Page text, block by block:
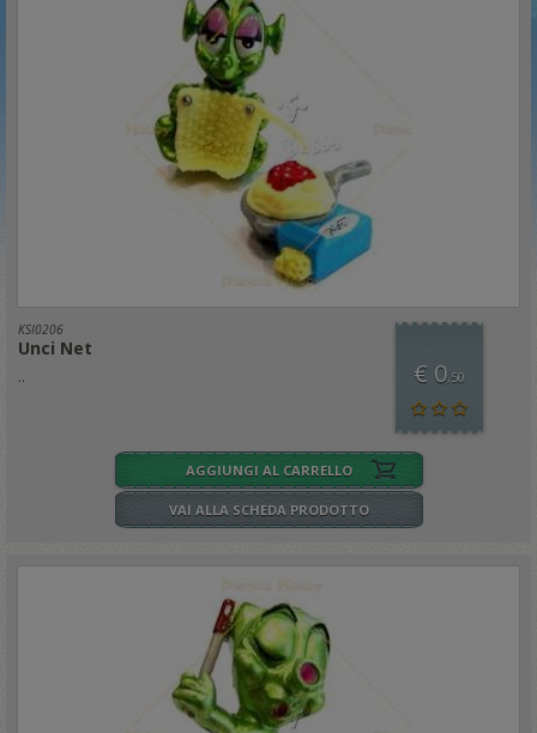
KSI0206
Unci Net
.. € 0,50
AGGIUNGI AL CARRELLO
VAI ALLA SCHEDA PRODOTTO